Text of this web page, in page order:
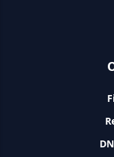
Dairy Farming
PM Kusum
SBI बैंक बिजनेस
8% देना होगा ब्याज